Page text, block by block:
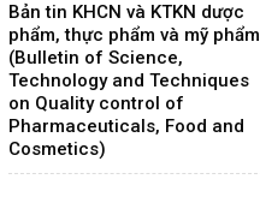
Bản tin KHCN và KTKN dược
phẩm, thực phẩm và mỹ phẩm
(Bulletin of Science,
Technology and Techniques
on Quality control of
Pharmaceuticals, Food and
Cosmetics)